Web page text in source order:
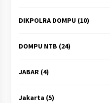
DIKPOLRA DOMPU(10)
DOMPU NTB (24)
JABAR(4)
Jakarta (5)